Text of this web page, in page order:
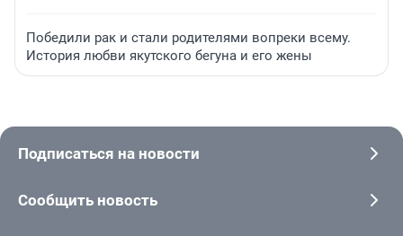
Победили рак и стали родителями вопреки всему.
История любви якутского бегуна и его жены
Подписаться на новости
Сообщить новость